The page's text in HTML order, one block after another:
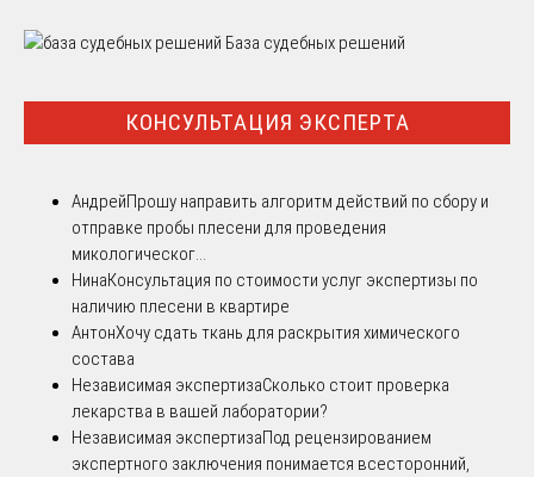
База судебных решений
КОНСУЛЬТАЦИЯ ЭКСПЕРТА
АндрейПрошу направить алгоритм действий по сбору и
отправке пробы плесени для проведения
микологическог...
НинаКонсультация по стоимости услуг экспертизы по
наличию плесени в квартире
АнтонХочу сдать ткань для раскрытия химического
состава
Независимая экспертизаСколько стоит проверка
лекарства в вашей лаборатории?
Независимая экспертизаПод рецензированием
экспертного заключения понимается всесторонний,